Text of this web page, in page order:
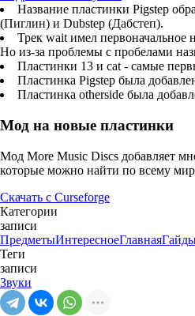
Название пластинки Pigstep
(Пиглин) и Dubstep (Дабстеп).
Трек wait имел первоначальное
Но из-за проблемы с пробелами
Пластинки 13 и cat - самые
Пластинка Pigstep была
Пластинка otherside была
Мод на новые пластинки
Мод More Music Discs добавляет
которые можно найти по всему
Скачать с Curseforge
Категории
записи
ПредметыИнтересноеГлавная
Теги
записи
Звуки